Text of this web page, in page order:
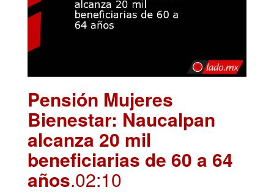
Pensión Mujeres
Bienestar: Naucalpan
alcanza 20 mil
beneficiarias de 60 a 64
años.02:10